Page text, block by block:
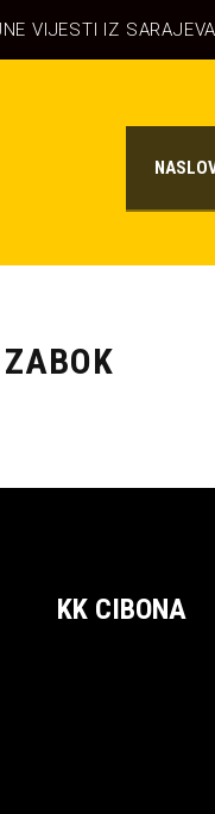
VIJESTI IZ SARAJEVA
KK CIBONA